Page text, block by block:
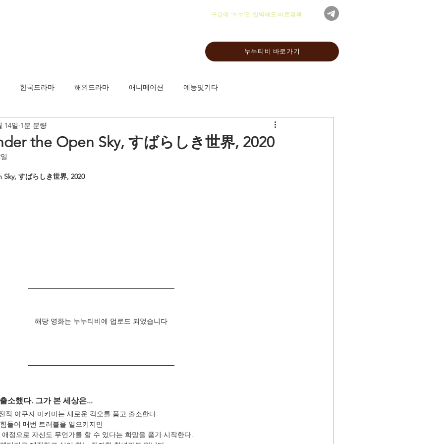
​구글에 '누누'만 입력해도 바로검색
누누티비 바로가기
한국드라마 해외드라마 애니메이션 예능및기타
the Open Sky, すばらしき世界, 2020
14일 1분 분량
すばらしき世界, 2020
해당 영화는 누누티비에 업로드 되었습니다
소했다. 그가 본 세상은...
직 야쿠자 미카미는 새로운 각오를 품고 출소한다.
들어 매번 트러블을 일으키지만
정으로 자신도 무언가를 할 수 있다는 희망을 품기 시작한다.